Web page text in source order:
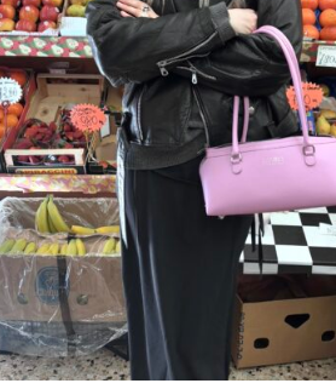
LE BAULETTO DE MM6 MAISON
LA GÉOMÉTRIE COMME SEUL
by Pascal Iakovou